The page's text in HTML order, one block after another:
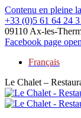
Contenu en pleine
+33 (0)5 61 64 24
09110 Ax-les-
Facebook page
Français
Le Chalet –